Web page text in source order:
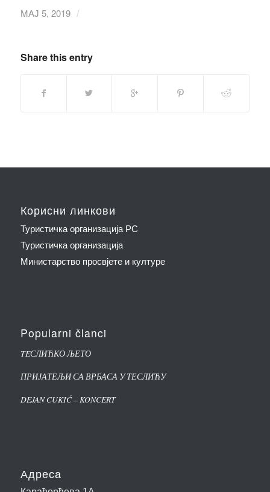
МАЈ 5, 2019 /
Share this entry
Корисни линкови
Туристичка организација РС
Туристичка организација
Министарство просвјете и културе
Popularni članci
TEСЛИЋКО ЉЕТО
ПРИЈАТЕЉИ СА ВРБАСА У ТЕСЛИЋУ
DEJAN CUKIĆ – KONCERT
Адреса